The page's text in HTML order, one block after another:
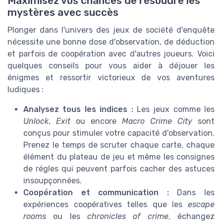
mystères avec succès
Plonger dans l'univers des jeux de société d'enquête
nécessite une bonne dose d'observation, de déduction
et parfois de coopération avec d'autres joueurs. Voici
quelques conseils pour vous aider à déjouer les
énigmes et ressortir victorieux de vos aventures
ludiques :
Analysez tous les indices : Les jeux comme les
Unlock, Exitou encore Macro Crime City sont
conçus pour stimuler votre capacité d'observation.
Prenez le temps de scruter chaque carte, chaque
élément du plateau de jeu et même les consignes
de régles qui peuvent parfois cacher des astuces
insoupçonnées.
Coopération et communication : Dans les
expériences coopératives telles que les escape
rooms ou les chronicles of crime, échangez